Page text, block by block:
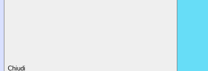
Chiudi